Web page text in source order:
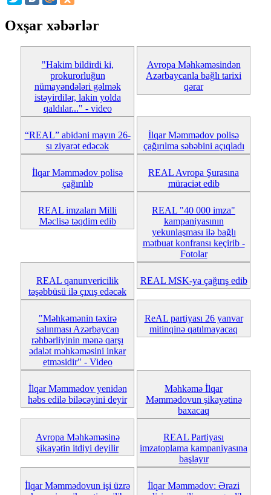
Oxşar xəbərlər
"Hakim bildirdi ki,
prokurorluğun
nümayəndələri gəlmək
istəyirdilər, lakin yolda
qaldılar..." - video
Avropa Məhkəməsindən
Azərbaycanla bağlı tarixi
qərar
“REAL” abidəni mayın 26-
sı ziyarət edəcək
İlqar Məmmədov polisə
çağırılma səbəbini açıqladı
İlqar Məmmədov polisə
çağırılıb
REAL Avropa Şurasına
müraciət edib
REAL imzaları Milli
Məclisə təqdim edib
REAL "40 000 imza"
kampaniyasının
yekunlaşması ilə bağlı
mətbuat konfransı keçirib -
Fotolar
REAL qanunvericilik
təşəbbüsü ilə çıxış edəcək
REAL MSK-ya çağırış edib
"Məhkəmənin təxirə
salınması Azərbaycan
rəhbərliyinin mənə qarşı
ədalət məhkəməsini inkar
etməsidir" - Video
ReAL partiyası 26 yanvar
mitinqinə qatılmayacaq
İlqar Məmmədov yenidən
həbs edilə biləcəyini deyir
Məhkəmə İlqar
Məmmədovun şikayətinə
baxacaq
Avropa Məhkəməsinə
şikayətin itdiyi deyilir
REAL Partiyası
imzatoplama kampaniyasına
başlayır
İlqar Məmmədovun işi üzrə
İlqar Məmmədov: Ərazi